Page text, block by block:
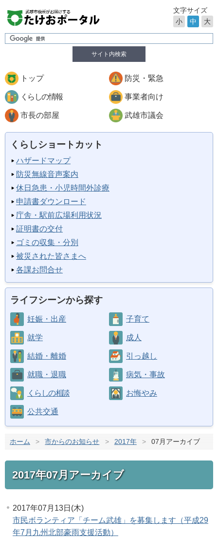
サイト内検索
文字サイズ
小
中 大
トップ 防災・緊急
くらしの情報 事業者向け
市長の部屋 武雄市議会
くらしショートカット
ハザードマップ
防災無線音声案内
休日急患・小児時間外診療
申請書ダウンロード
庁舎・駅前広場利用状況
証明書の交付
ゴミの収集・分別
被災された皆さまへ
各課お問合せ
ライフシーンから探す
妊娠・出産 子育て
就学 成人
結婚・離婚 引っ越し
就職・退職 病気・事故
くらしの相談 お悔やみ
公共交通
ホーム > 市からのお知らせ > 2017年 > 07月アーカイブ
2017年07月アーカイブ
2017年07月13日(木)
市民ボランティア「チーム武雄」を募集します（平成29
年7月九州北部豪雨支援活動）